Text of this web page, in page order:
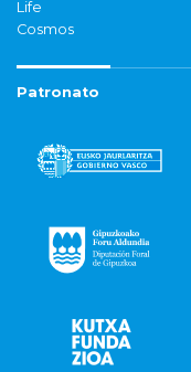
Life
Cosmos
Patronato